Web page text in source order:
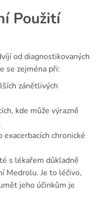
Použití
od diagnostikovaných
se zejména při:
zánětlivých
kde může výrazně
chronické
s lékařem důkladně
Medrolu. Je to léčivo,
jeho účinkům je